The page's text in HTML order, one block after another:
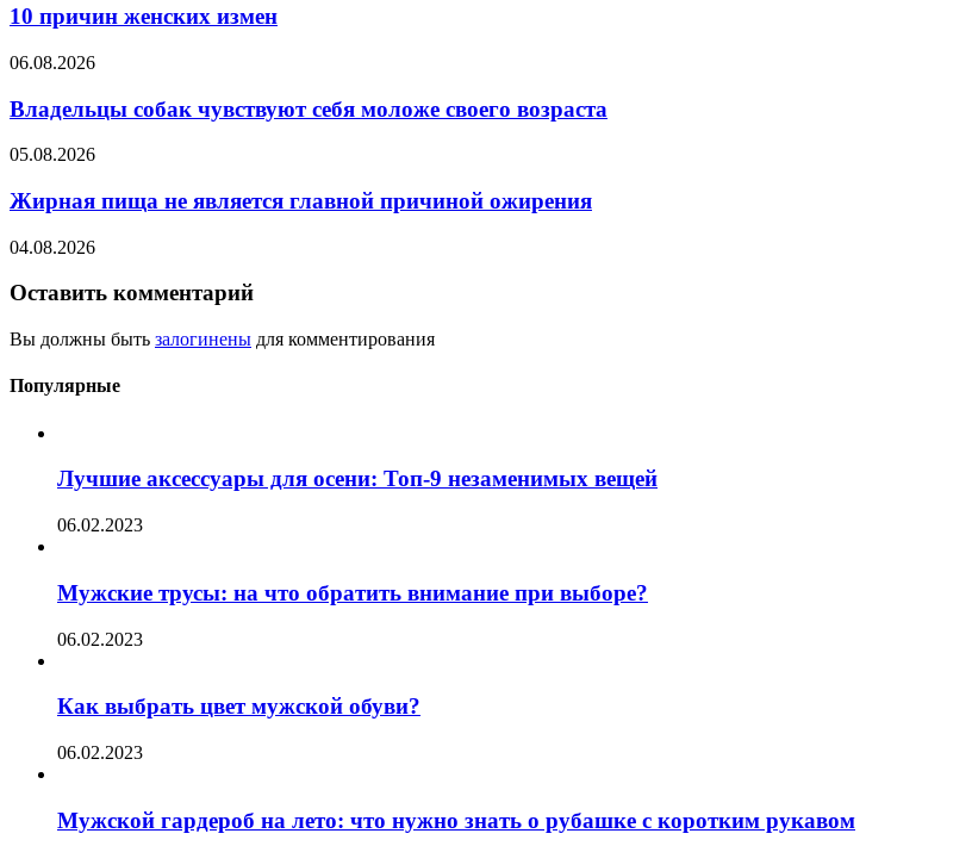
10 причин женских измен
06.08.2026
Владельцы собак чувствуют себя моложе своего возраста
05.08.2026
Жирная пища не является главной причиной ожирения
04.08.2026
Оставить комментарий
Вы должны быть залогинены для комментирования
Популярные
Лучшие аксессуары для осени: Топ-9 незаменимых вещей
06.02.2023
Мужские трусы: на что обратить внимание при выборе?
06.02.2023
Как выбрать цвет мужской обуви?
06.02.2023
Мужской гардероб на лето: что нужно знать о рубашке с коротким рукавом